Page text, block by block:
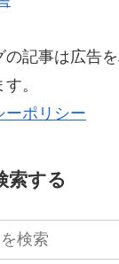
記事は広告
。
ーポリシー
索する